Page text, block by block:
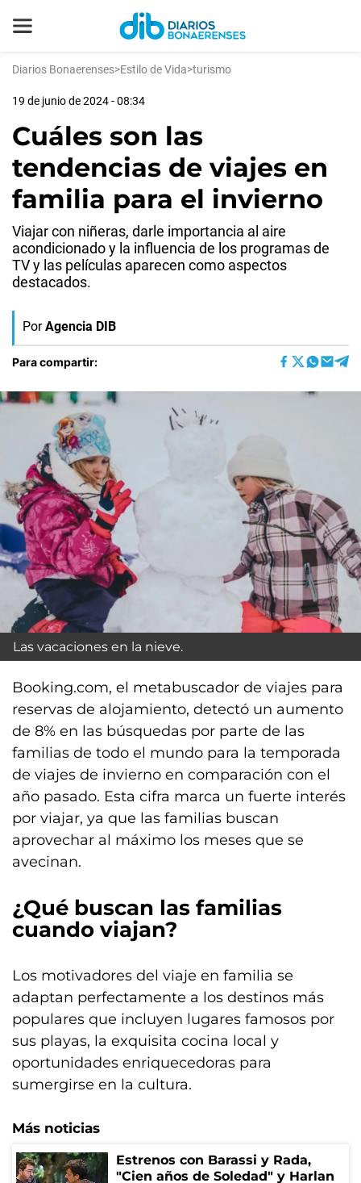
Diarios Bonaerenses>Estilo de Vida>turismo
19 de junio de 2024 - 08:34
Cuáles son las
tendencias de viajes en
familia para el invierno
Viajar con niñeras, darle importancia al aire
acondicionado y la influencia de los programas de
TV y las películas aparecen como aspectos
destacados.
Por Agencia DIB
Para compartir:
Las vacaciones en la nieve.
Booking.com, el metabuscador de viajes para
reservas de alojamiento, detectó un aumento
de 8% en las búsquedas por parte de las
familias de todo el mundo para la temporada
de viajes de invierno en comparación con el
año pasado. Esta cifra marca un fuerte interés
por viajar, ya que las familias buscan
aprovechar al máximo los meses que se
avecinan.
¿Qué buscan las familias
cuando viajan?
Los motivadores del viaje en familia se
adaptan perfectamente a los destinos más
populares que incluyen lugares famosos por
sus playas, la exquisita cocina local y
oportunidades enriquecedoras para
sumergirse en la cultura.
Más noticias
Estrenos con Barassi y Rada,
"Cien años de Soledad" y Harlan